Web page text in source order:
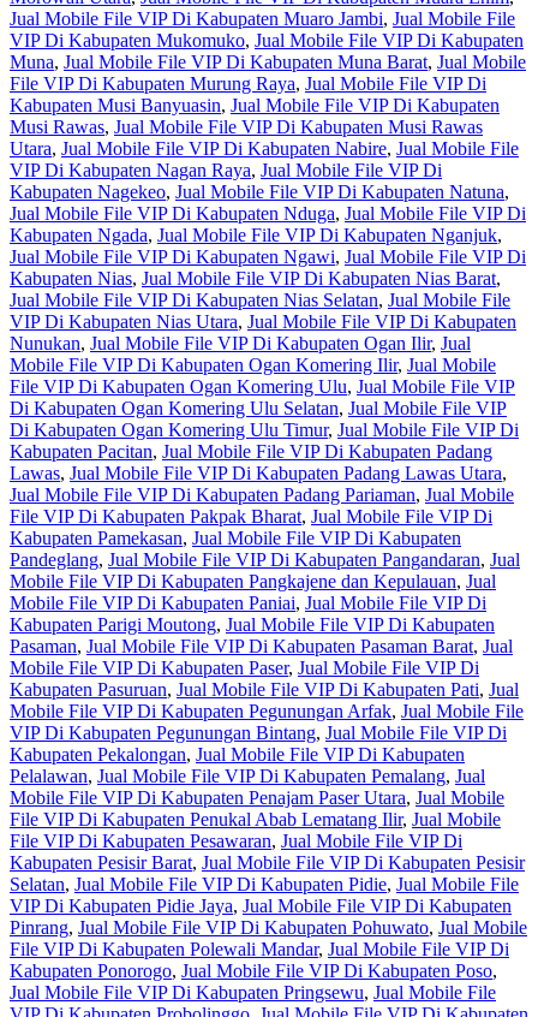
Jual Mobile File VIP Di Kabupaten Muaro Jambi, Jual Mobile File
VIP Di Kabupaten Mukomuko, Jual Mobile File VIP Di Kabupaten
Muna, Jual Mobile File VIP Di Kabupaten Muna Barat, Jual Mobile
File VIP Di Kabupaten Murung Raya, Jual Mobile File VIP Di
Kabupaten Musi Banyuasin, Jual Mobile File VIP Di Kabupaten
Musi Rawas, Jual Mobile File VIP Di Kabupaten Musi Rawas
Utara, Jual Mobile File VIP Di Kabupaten Nabire, Jual Mobile File
VIP Di Kabupaten Nagan Raya, Jual Mobile File VIP Di
Kabupaten Nagekeo, Jual Mobile File VIP Di Kabupaten Natuna,
Jual Mobile File VIP Di Kabupaten Nduga, Jual Mobile File VIP Di
Kabupaten Ngada, Jual Mobile File VIP Di Kabupaten Nganjuk,
Jual Mobile File VIP Di Kabupaten Ngawi, Jual Mobile File VIP Di
Kabupaten Nias, Jual Mobile File VIP Di Kabupaten Nias Barat,
Jual Mobile File VIP Di Kabupaten Nias Selatan, Jual Mobile File
VIP Di Kabupaten Nias Utara, Jual Mobile File VIP Di Kabupaten
Nunukan, Jual Mobile File VIP Di Kabupaten Ogan Ilir, Jual
Mobile File VIP Di Kabupaten Ogan Komering Ilir, Jual Mobile
File VIP Di Kabupaten Ogan Komering Ulu, Jual Mobile File VIP
Di Kabupaten Ogan Komering Ulu Selatan, Jual Mobile File VIP
Di Kabupaten Ogan Komering Ulu Timur, Jual Mobile File VIP Di
Kabupaten Pacitan, Jual Mobile File VIP Di Kabupaten Padang
Lawas, Jual Mobile File VIP Di Kabupaten Padang Lawas Utara,
Jual Mobile File VIP Di Kabupaten Padang Pariaman, Jual Mobile
File VIP Di Kabupaten Pakpak Bharat, Jual Mobile File VIP Di
Kabupaten Pamekasan, Jual Mobile File VIP Di Kabupaten
Pandeglang, Jual Mobile File VIP Di Kabupaten Pangandaran, Jual
Mobile File VIP Di Kabupaten Pangkajene dan Kepulauan, Jual
Mobile File VIP Di Kabupaten Paniai, Jual Mobile File VIP Di
Kabupaten Parigi Moutong, Jual Mobile File VIP Di Kabupaten
Pasaman, Jual Mobile File VIP Di Kabupaten Pasaman Barat, Jual
Mobile File VIP Di Kabupaten Paser, Jual Mobile File VIP Di
Kabupaten Pasuruan, Jual Mobile File VIP Di Kabupaten Pati, Jual
Mobile File VIP Di Kabupaten Pegunungan Arfak, Jual Mobile File
VIP Di Kabupaten Pegunungan Bintang, Jual Mobile File VIP Di
Kabupaten Pekalongan, Jual Mobile File VIP Di Kabupaten
Pelalawan, Jual Mobile File VIP Di Kabupaten Pemalang, Jual
Mobile File VIP Di Kabupaten Penajam Paser Utara, Jual Mobile
File VIP Di Kabupaten Penukal Abab Lematang Ilir, Jual Mobile
File VIP Di Kabupaten Pesawaran, Jual Mobile File VIP Di
Kabupaten Pesisir Barat, Jual Mobile File VIP Di Kabupaten Pesisir
Selatan, Jual Mobile File VIP Di Kabupaten Pidie, Jual Mobile File
VIP Di Kabupaten Pidie Jaya, Jual Mobile File VIP Di Kabupaten
Pinrang, Jual Mobile File VIP Di Kabupaten Pohuwato, Jual Mobile
File VIP Di Kabupaten Polewali Mandar, Jual Mobile File VIP Di
Kabupaten Ponorogo, Jual Mobile File VIP Di Kabupaten Poso,
Jual Mobile File VIP Di Kabupaten Pringsewu, Jual Mobile File